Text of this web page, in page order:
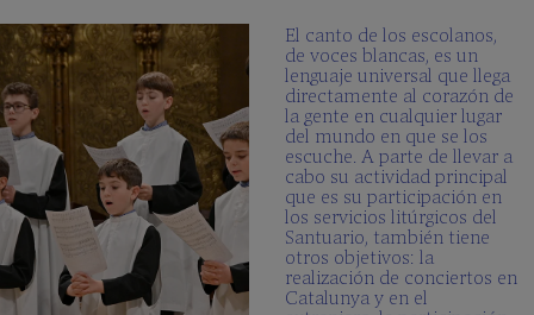
SCHOLA
CANTORUM
El
Director
La
Schola
Cantorum
Repertorio
Forma
parte
El canto de los escolanos,
de voces blancas, es un
lenguaje universal que llega
directamente al corazón de
la gente en cualquier lugar
del mundo en que se los
escuche. A parte de llevar a
cabo su actividad principal
que es su participación en
los servicios litúrgicos del
Santuario, también tiene
otros objetivos: la
realización de conciertos en
Catalunya y en el